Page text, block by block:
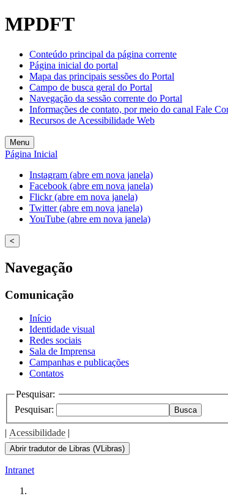
Welcome
to
One
Accessibility
screen
reader.
start
All
in
One
Accessibility
screen
reader,
press
"Ctrl
/".
This
shortcut
activates
screen
help
navigate
interact
the
content.
MPDFT
Conteúdo principal da página corrente
Página inicial do portal
Mapa das principais sessões do Portal
Campo de busca geral do Portal
Navegação da sessão corrente do Portal
Informações de contato, por meio do canal Fale
Recursos de Acessibilidade Web
Menu
Página Inicial
Instagram (abre em nova janela)
Facebook (abre em nova janela)
Flickr (abre em nova janela)
Twitter (abre em nova janela)
YouTube (abre em nova janela)
<
Navegação
Comunicação
Início
Identidade visual
Redes sociais
Sala de Imprensa
Campanhas e publicações
Contatos
Pesquisar:
Pesquisar:
Busca
| Acessibilidade |
Abrir tradutor de Libras (VLibras)
Intranet